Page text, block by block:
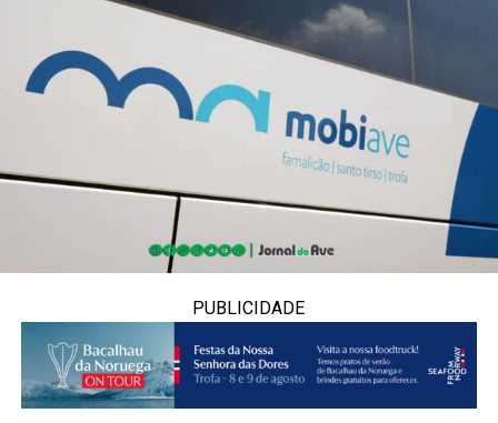
PUBLICIDADE